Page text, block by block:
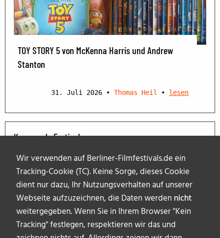
Wir verwenden auf Berliner-Filmfestivals.de ein
Tracking-Cookie (TC). Keine Sorge, dieses Cookie
dient nur dazu, Ihr Nutzungsverhalten auf unserer
Webseite aufzuzeichnen, die Daten werden nicht
weitergegeben. Wenn Sie in Ihrem Browser "Kein
Tracking" festlegen, respektieren wir das und
TOY STORY 5 von McKenna Harris und Andrew
Stanton
31. Juli 2026 • Thomas Heil • lesen
Kommende Festivals